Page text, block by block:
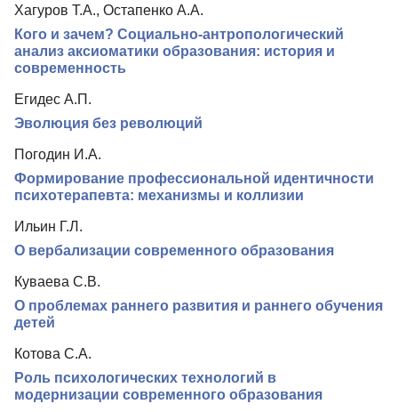
Хагуров Т.А., Остапенко А.А.
Кого и зачем? Социально-антропологический
анализ аксиоматики образования: история и
современность
Егидес А.П.
Эволюция без революций
Погодин И.А.
Формирование профессиональной идентичности
психотерапевта: механизмы и коллизии
Ильин Г.Л.
О вербализации современного образования
Куваева С.В.
О проблемах раннего развития и раннего обучения
детей
Котова С.А.
Роль психологических технологий в
модернизации современного образования